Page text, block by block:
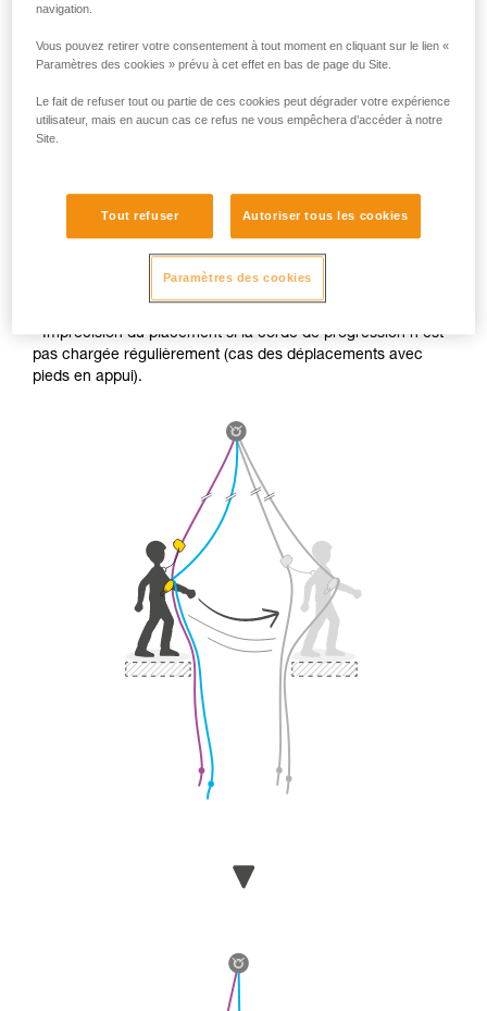
SI VOUS N’UTILISEZ PAS CETTE TECHNIQUE lors de
longue descente, l’élongation des cordes peut poser deux
- Imprécision du placement si la corde de progression n’est
pas chargée régulièrement (cas des déplacements avec
pieds en appui).
navigation.
Vous pouvez retirer votre consentement à tout moment en cliquant sur le lien «
Paramètres des cookies » prévu à cet effet en bas de page du Site.
Le fait de refuser tout ou partie de ces cookies peut dégrader votre expérience
utilisateur, mais en aucun cas ce refus ne vous empêchera d’accéder à notre
Site.
Tout refuser Autoriser tous les cookies
Paramètres des cookies